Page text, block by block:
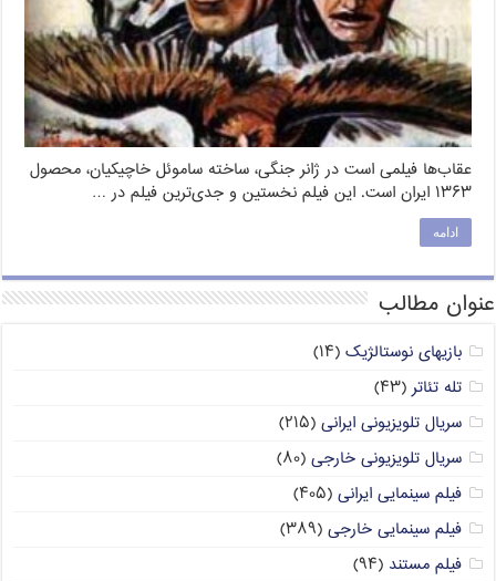
عقاب‌ها فیلمی است در ژانر جنگی، ساخته ساموئل خاچیکیان، محصول
۱۳۶۳ ایران است. این فیلم نخستین و جدی‌ترین فیلم در …
ادامه
عنوان مطالب
بازیهای نوستالژیک (۱۴)
تله تئاتر(۴۳)
سریال تلویزیونی ایرانی (۲۱۵)
سریال تلویزیونی خارجی (۸۰)
فیلم سینمایی ایرانی (۴۰۵)
فیلم سینمایی خارجی (۳۸۹)
فیلم مستند (۹۴)